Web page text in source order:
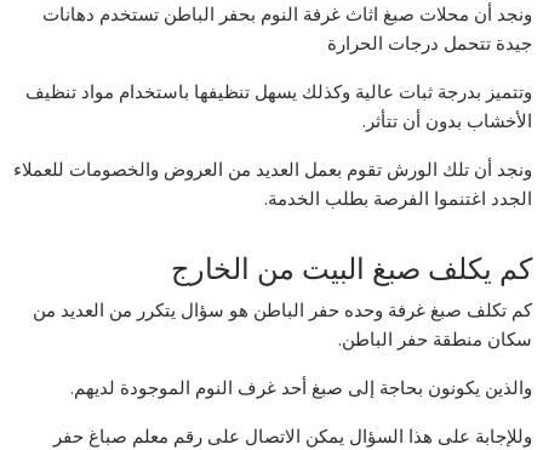
ونجد أن محلات صبغ اثاث غرفة النوم بحفر الباطن تستخدم دهانات
جيدة تتحمل درجات الحرارة
وتتميز بدرجة ثبات عالية وكذلك يسهل تنظيفها باستخدام مواد تنظيف
الأخشاب بدون أن تتأثر.
ونجد أن تلك الورش تقوم بعمل العديد من العروض والخصومات للعملاء
الجدد اغتنموا الفرصة بطلب الخدمة.
كم يكلف صبغ البيت من الخارج
كم تكلف صبغ غرفة وحده حفر الباطن هو سؤال يتكرر من العديد من
سكان منطقة حفر الباطن.
والذين يكونون بحاجة إلى صبغ أحد غرف النوم الموجودة لديهم.
وللإجابة على هذا السؤال يمكن الاتصال على رقم معلم صباغ حفر